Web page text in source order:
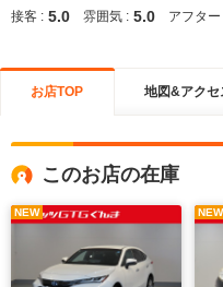
接客 : 5.0 雰囲気 : 5.0 アフター
お店TOP 地図&アクセ
このお店の在庫
NEW NEW